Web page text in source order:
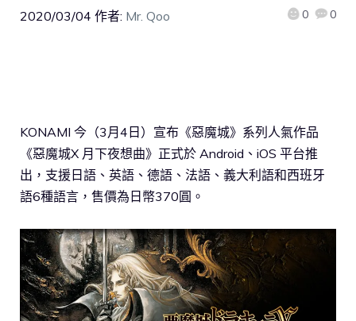
2020/03/04 作者: Mr. Qoo 0 0
KONAMI 今（3月4日）宣布《惡魔城》系列人氣作品
《惡魔城X 月下夜想曲》正式於 Android、iOS 平台推
出，支援日語、英語、德語、法語、義大利語和西班牙
語6種語言，售價為日幣370圓。